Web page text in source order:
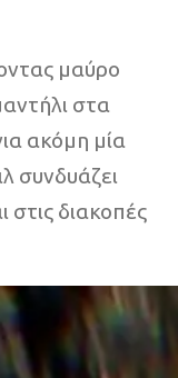
μαύρο
στα
ακόμη μία
συνδυάζει
διακοπές